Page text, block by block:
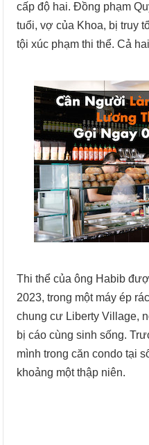
cấp độ hai. Đồng phạm
tuổi, vợ của Khoa, bị truy
tội xúc phạm thi thể. Cả
Thi thể của ông Habib
2023, trong một máy ép
chung cư Liberty Village,
bị cáo cùng sinh sống.
mình trong căn condo tại
khoảng một thập niên.